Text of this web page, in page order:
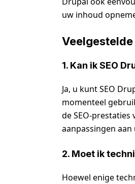
uw inhoud
Veelgestelde
1. Kan ik SEO
Ja, u kunt SEO
momenteel
de SEO-
aanpassingen
2. Moet ik
Hoewel enige